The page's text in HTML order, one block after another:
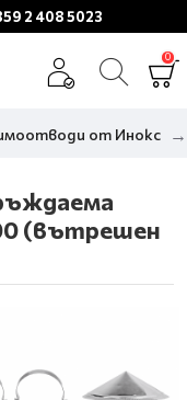
2 408 5023
0
от Инокс
(вътрешен